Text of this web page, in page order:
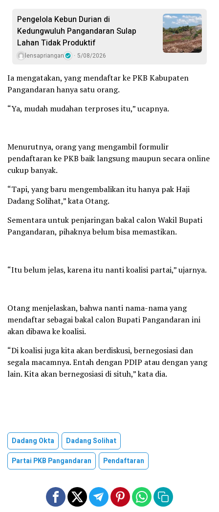
Pengelola Kebun Durian di
Kedungwuluh Pangandaran Sulap
Lahan Tidak Produktif ‎
lensapriangan 5/08/2026
Ia mengatakan, yang mendaftar ke PKB Kabupaten
Pangandaran hanya satu orang.
“Ya, mudah mudahan terproses itu,” ucapnya.
Menurutnya, orang yang mengambil formulir
pendaftaran ke PKB baik langsung maupun secara online
cukup banyak.
“Tapi, yang baru mengembalikan itu hanya pak Haji
Dadang Solihat,” kata Otang.
Sementara untuk penjaringan bakal calon Wakil Bupati
Pangandaran, pihaknya belum bisa memastikan.
“Itu belum jelas, karena itu nanti koalisi partai,” ujarnya.
Otang menjelaskan, bahwa nanti nama-nama yang
mendaftar sebagai bakal calon Bupati Pangandaran ini
akan dibawa ke koalisi.
“Di koalisi juga kita akan berdiskusi, bernegosiasi dan
segala macamnya. Entah dengan PDIP atau dengan yang
lain. Kita akan bernegosiasi di situh,” kata dia.
Dadang Okta
Dadang Solihat
Partai PKB Pangandaran
Pendaftaran